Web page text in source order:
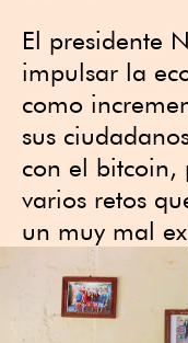
El presidente
impulsar la
como
sus
con el bitcoin,
varios retos
un muy mal